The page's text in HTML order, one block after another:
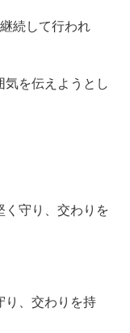
続して行われ
を伝えようとし
く守り、交わりを
り、交わりを持